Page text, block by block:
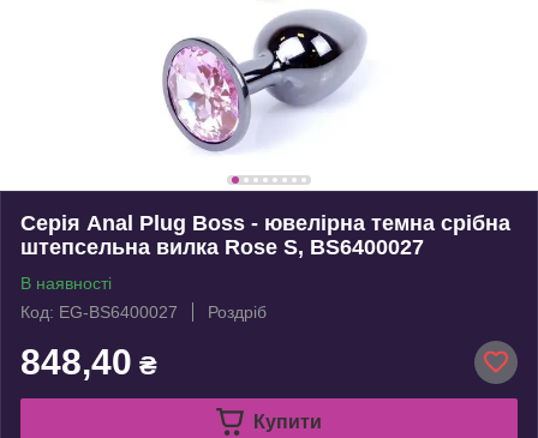
Серія Anal Plug Boss - ювелірна темна срібна
штепсельна вилка Rose S, BS6400027
В наявності
Код: EG-BS6400027
Роздріб
848,40 ₴
Купити